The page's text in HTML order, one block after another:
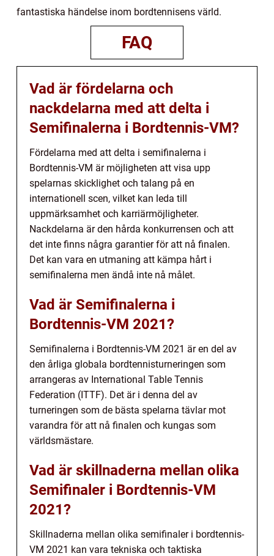
fantastiska händelse inom bordtennisens värld.
FAQ
Vad är fördelarna och
nackdelarna med att delta i
Semifinalerna i Bordtennis-VM?
Fördelarna med att delta i semifinalerna i
Bordtennis-VM är möjligheten att visa upp
spelarnas skicklighet och talang på en
internationell scen, vilket kan leda till
uppmärksamhet och karriärmöjligheter.
Nackdelarna är den hårda konkurrensen och att
det inte finns några garantier för att nå finalen.
Det kan vara en utmaning att kämpa hårt i
semifinalerna men ändå inte nå målet.
Vad är Semifinalerna i
Bordtennis-VM 2021?
Semifinalerna i Bordtennis-VM 2021 är en del av
den årliga globala bordtennisturneringen som
arrangeras av International Table Tennis
Federation (ITTF). Det är i denna del av
turneringen som de bästa spelarna tävlar mot
varandra för att nå finalen och kungas som
världsmästare.
Vad är skillnaderna mellan olika
Semifinaler i Bordtennis-VM
2021?
Skillnaderna mellan olika semifinaler i bordtennis-
VM 2021 kan vara tekniska och taktiska